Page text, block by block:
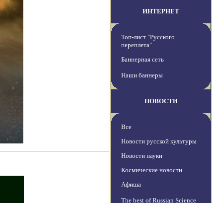
ИНТЕРНЕТ
Топ-лист "Русского
переплета"
Баннерная сеть
Наши баннеры
НОВОСТИ
Все
Новости русской культуры
Новости науки
Космические новости
Афиша
The best of Russian Science